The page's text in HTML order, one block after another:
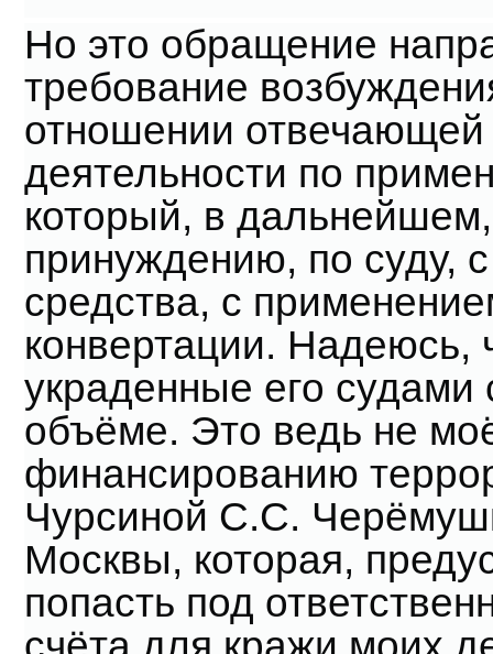
Но это обращение
требование
отношении отвечающей
деятельности по
который, в
принуждению, по суду,
средства, с
конвертации. Надеюсь,
украденные его судами
объёме. Это ведь не
финансированию
Чурсиной С.С.
Москвы, которая,
попасть под